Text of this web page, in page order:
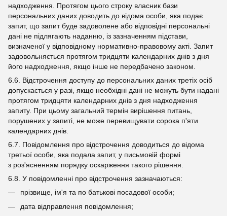
надходження. Протягом цього строку власник бази
персональних даних доводить до відома особи, яка подає
запит, що запит буде задоволене або відповідні персональні
дані не підлягають наданню, із зазначенням підстави,
визначеної у відповідному нормативно-правовому акті. Запит
задовольняється протягом тридцяти календарних днів з дня
його надходження, якщо інше не передбачено законом.
6.6. Відстрочення доступу до персональних даних третіх осіб
допускається у разі, якщо необхідні дані не можуть бути надані
протягом тридцяти календарних днів з дня надходження
запиту. При цьому загальний термін вирішення питань,
порушених у запиті, не може перевищувати сорока п'яти
календарних днів.
6.7. Повідомлення про відстрочення доводиться до відома
третьої особи, яка подала запит, у письмовій формі
з роз'ясненням порядку оскарження такого рішення.
6.8. У повідомленні про відстрочення зазначаються:
прізвище, ім'я та по батькові посадової особи;
дата відправлення повідомлення;